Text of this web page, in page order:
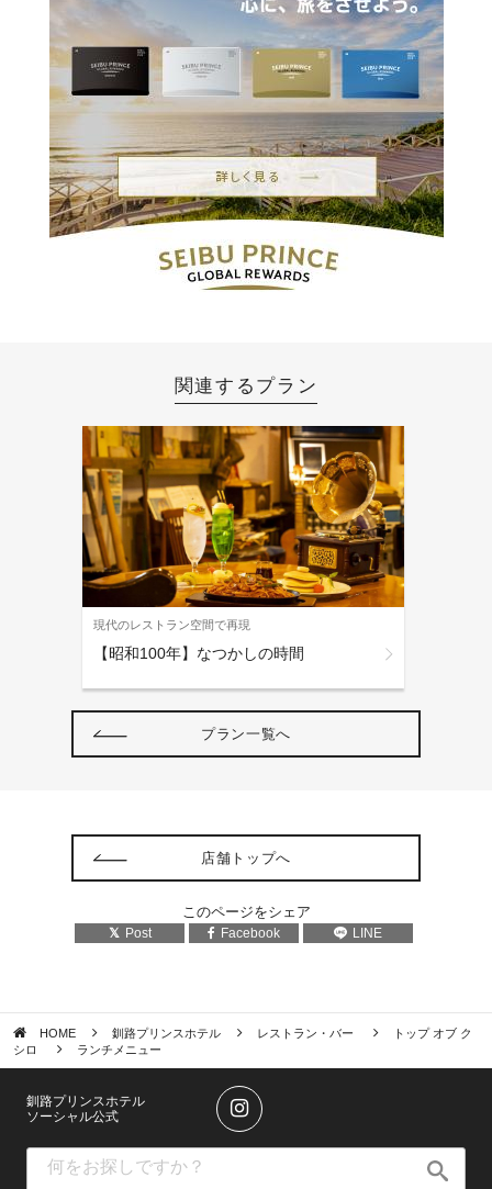
関連するプラン
現代のレストラン空間で再現
【昭和100年】なつかしの時間
プラン一覧へ
店舗トップへ
このページをシェア
Post Facebook LINE
HOME 釧路プリンスホテル レストラン・バー
トップ オブ ク
シロ
ランチメニュー
釧路プリンスホテル
ソーシャル公式